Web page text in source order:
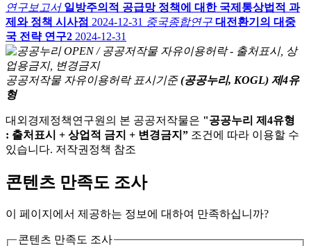
연구보고서 일방주의적 공급망 정책에 대한 국제통상법적 과
제와 정책 시사점 2024-12-31 중국종합연구 대전환기의 대중
국 전략 연구2 2024-12-31
공공저작물 자유이용허락 표시기준 (공공누리, KOGL) 제4유
형
대외경제정책연구원의 본 공공저작물은 "공공누리 제4유형
: 출처표시 + 상업적 금지 + 변경금지” 조건에 따라 이용할 수
있습니다. 저작권정책 참조
콘텐츠 만족도 조사
이 페이지에서 제공하는 정보에 대하여 만족하십니까?
콘텐츠 만족도 조사